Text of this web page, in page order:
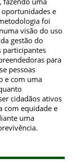
e
foi
visão do uso
gestão do
participantes
para
pessoas
e com uma
cidadãos ativos
com equidade e
uma